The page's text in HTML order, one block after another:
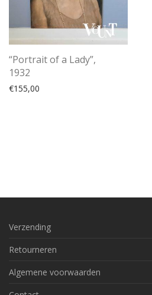
“Portrait of a Lady”,
1932
€155,00
Verzending
Retourneren
Algemene voorwaarden